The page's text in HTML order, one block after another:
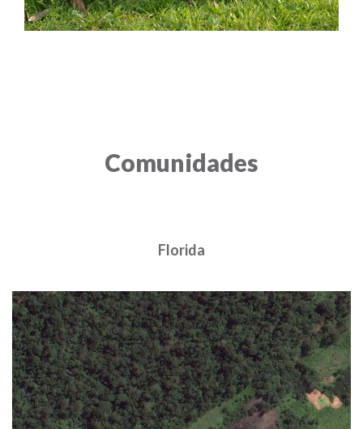
Comunidades
Florida